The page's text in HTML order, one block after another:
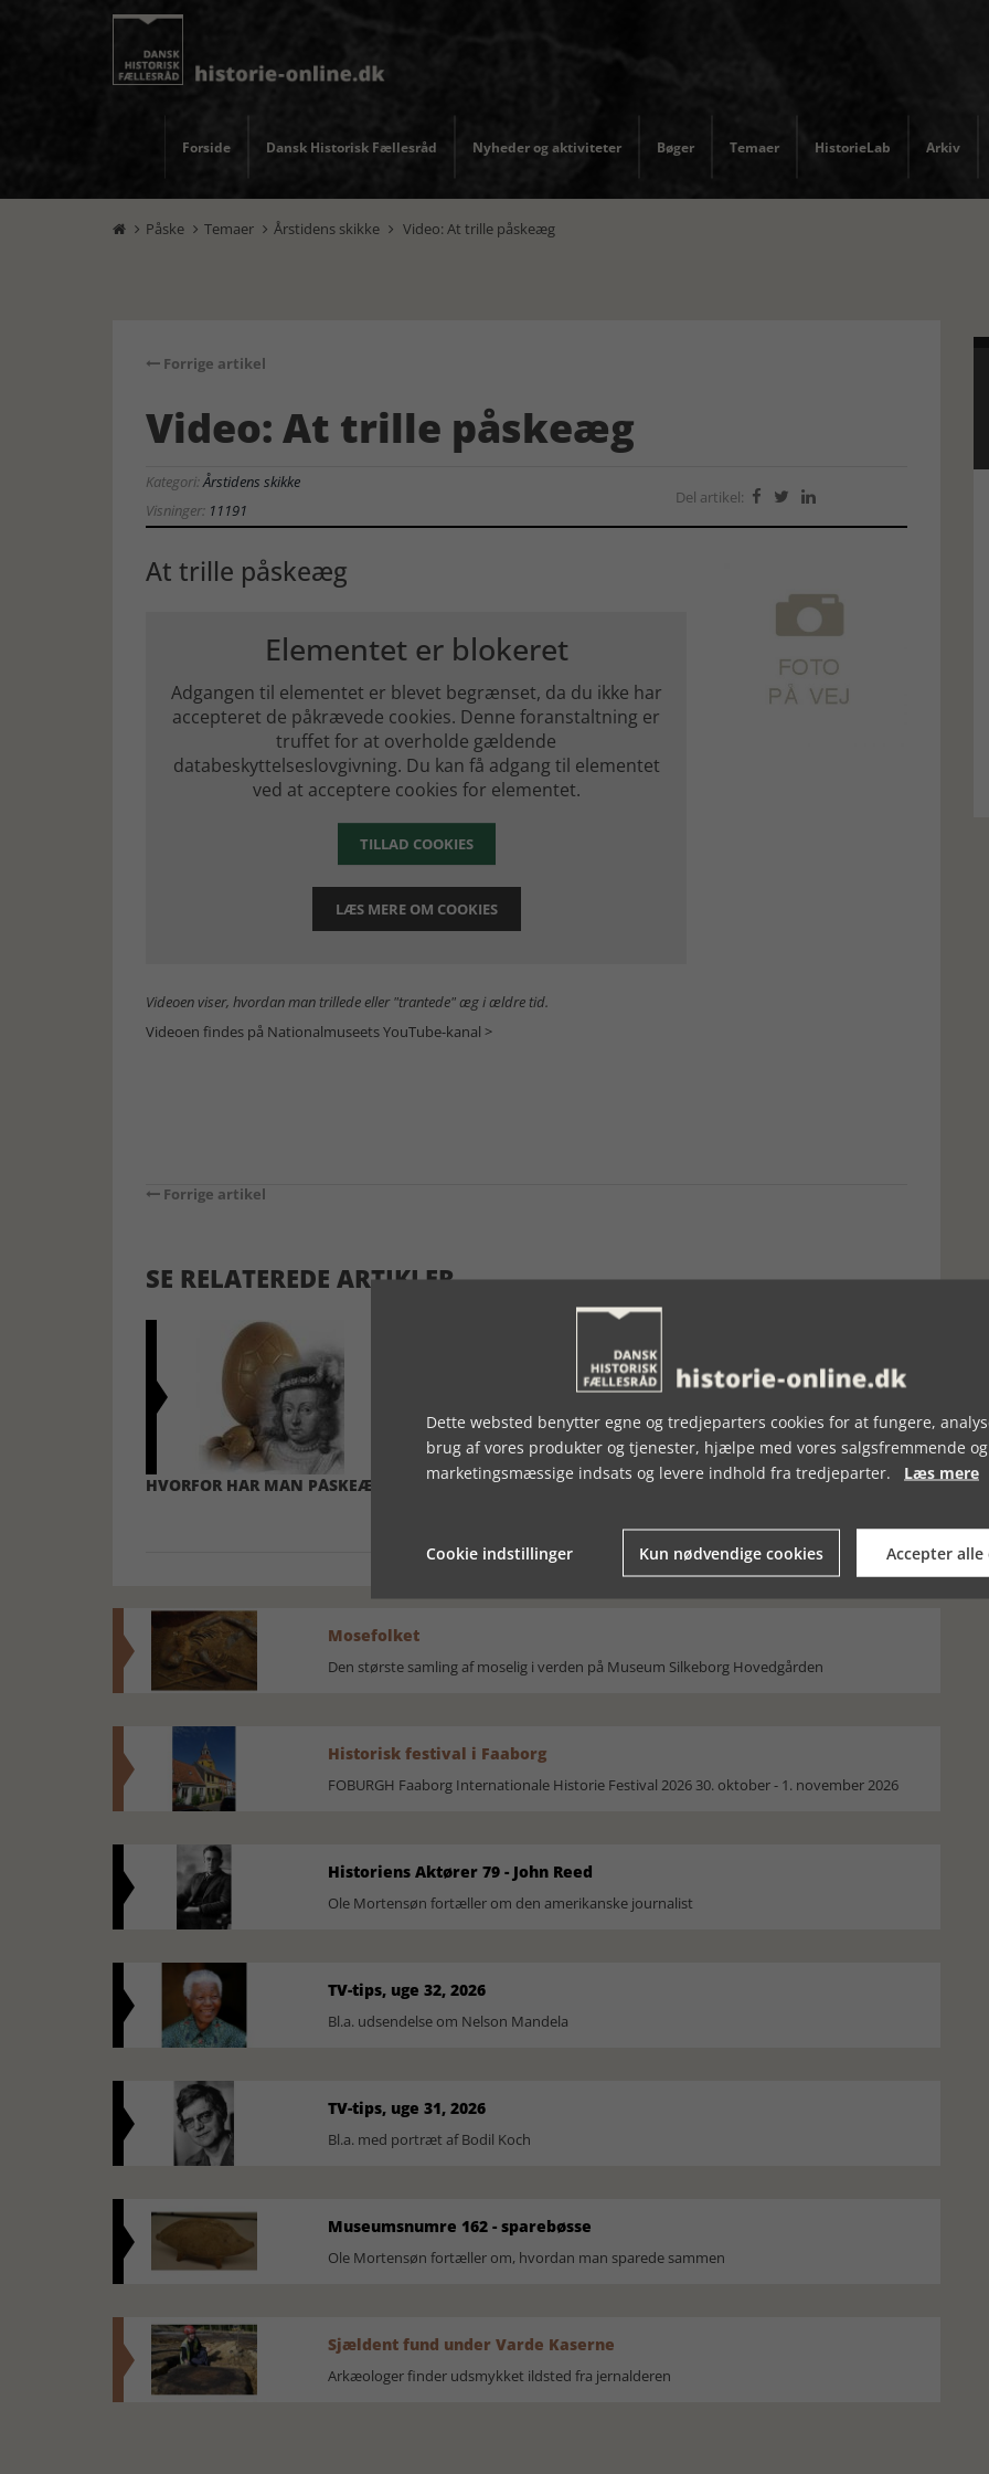
Forside Dansk Historisk Fællesråd Nyheder og aktiviteter Bøger Temaer HistorieLab Arkiv
 Påske  Temaer  Årstidens skikke  Video: At trille påskeæg
Forrige artikel
Video: At trille påskeæg
Kategori:Årstidens skikke
Visninger: 11191
Del artikel:   
At trille påskeæg
Elementet er blokeret
Adgangen til elementet er blevet begrænset, da du ikke har
accepteret de påkrævede cookies. Denne foranstaltning er
truffet for at overholde gældende
databeskyttelseslovgivning. Du kan få adgang til elementet
ved at acceptere cookies for elementet.
TILLAD COOKIES
LÆS MERE OM COOKIES
Videoen viser, hvordan man trillede eller "trantede" æg i ældre tid.
Videoen findes på Nationalmuseets YouTube-kanal >
Forrige artikel
SE RELATEREDE ARTIKLER
HVORFOR HAR MAN PÅSKEÆG?
HVORFOR TRILLER MAN ÆG TIL HVORFOR HAR MAN PÅSKEÆG?
Mosefolket
Den største samling af moselig i verden på Museum Silkeborg Hovedgården
Historisk festival i Faaborg
FOBURGH Faaborg Internationale Historie Festival 2026 30. oktober - 1. november 2026
Historiens Aktører 79 - John Reed
Ole Mortensøn fortæller om den amerikanske journalist
TV-tips, uge 32, 2026
Bl.a. udsendelse om Nelson Mandela
TV-tips, uge 31, 2026
Bl.a. med portræt af Bodil Koch
Museumsnumre 162 - sparebøsse
Ole Mortensøn fortæller om, hvordan man sparede sammen
Sjældent fund under Varde Kaserne
Arkæologer finder udsmykket ildsted fra jernalderen
Dette websted benytter egne og tredjeparters cookies for at fungere,
brug af vores produkter og tjenester, hjælpe med vores salgsfremmende og
marketingsmæssige indsats og levere indhold fra tredjeparter. Læs mere
Cookie indstillinger Kun nødvendige cookies Accepter alle